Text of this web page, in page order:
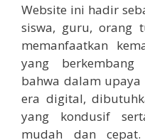
Website ini hadir
siswa, guru, orang
memanfaatkan
yang
bahwa dalam
era digital,
yang kondusif
mudah dan